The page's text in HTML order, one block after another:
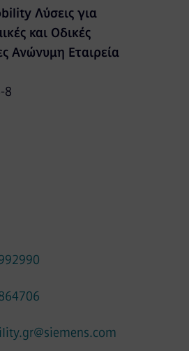
Λύσεις για
και Οδικές
Ανώνυμη Εταιρεία
8